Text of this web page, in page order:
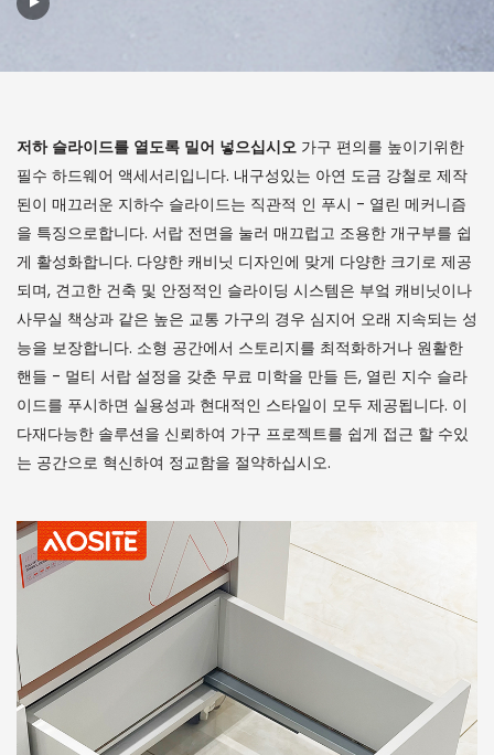
저하 슬라이드를 열도록 밀어 넣으십시오 가구 편의를 높이기위한
필수 하드웨어 액세서리입니다. 내구성있는 아연 도금 강철로 제작
된이 매끄러운 지하수 슬라이드는 직관적 인 푸시 - 열린 메커니즘
을 특징으로합니다. 서랍 전면을 눌러 매끄럽고 조용한 개구부를 쉽
게 활성화합니다. 다양한 캐비닛 디자인에 맞게 다양한 크기로 제공
되며, 견고한 건축 및 안정적인 슬라이딩 시스템은 부엌 캐비닛이나
사무실 책상과 같은 높은 교통 가구의 경우 심지어 오래 지속되는 성
능을 보장합니다. 소형 공간에서 스토리지를 최적화하거나 원활한
핸들 - 멀티 서랍 설정을 갖춘 무료 미학을 만들 든, 열린 지수 슬라
이드를 푸시하면 실용성과 현대적인 스타일이 모두 제공됩니다. 이
다재다능한 솔루션을 신뢰하여 가구 프로젝트를 쉽게 접근 할 수있
는 공간으로 혁신하여 정교함을 절약하십시오.